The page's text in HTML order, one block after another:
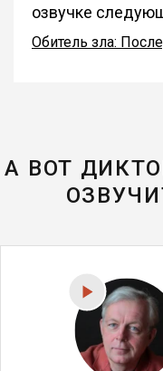
озвучке
Обитель зла:
А ВОТ